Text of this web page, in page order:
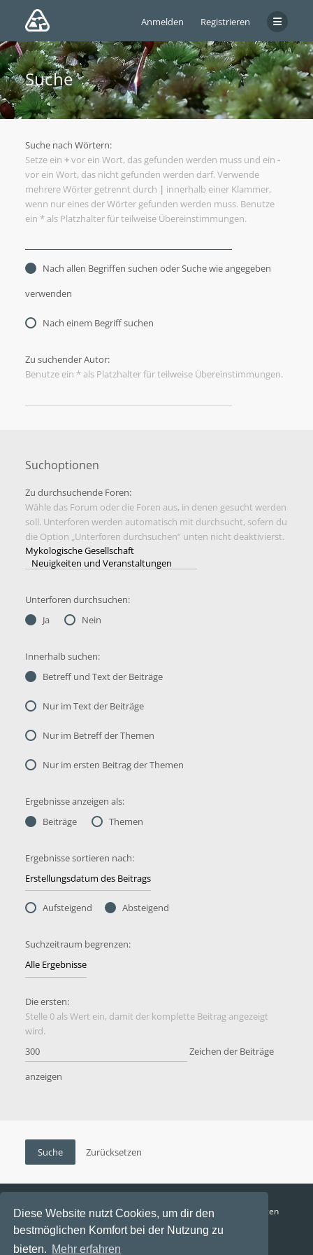
Diese Website nutzt Cookies, um dir den
bestmöglichen Komfort bei der Nutzung zu
bieten. Mehr erfahren
Anmelden Registrieren
Suche
Suche nach Wörtern:
Setze ein +vor ein Wort, das gefunden werden muss und ein -
vor ein Wort, das nicht gefunden werden darf. Verwende
mehrere Wörter getrennt durch | innerhalb einer Klammer,
wenn nur eines der Wörter gefunden werden muss. Benutze
ein * als Platzhalter für teilweise Übereinstimmungen.
Nach allen Begriffen suchen oder Suche wie angegeben
verwenden
Nach einem Begriff suchen
Zu suchender Autor:
Benutze ein * als Platzhalter für teilweise Übereinstimmungen.
Suchoptionen
Zu durchsuchende Foren:
Wähle das Forum oder die Foren aus, in denen gesucht werden
soll. Unterforen werden automatisch mit durchsucht, sofern du
die Option „Unterforen durchsuchen“ unten nicht deaktivierst.
Unterforen durchsuchen:
Ja
Nein
Innerhalb suchen:
Betreff und Text der Beiträge
Nur im Text der Beiträge
Nur im Betreff der Themen
Nur im ersten Beitrag der Themen
Ergebnisse anzeigen als:
Beiträge
Themen
Ergebnisse sortieren nach:
Aufsteigend Absteigend
Suchzeitraum begrenzen:
Die ersten:
Stelle 0 als Wert ein, damit der komplette Beitrag angezeigt
wird.
Zeichen der Beiträge
anzeigen
Funga Austria FAQ Datenschutz
Nutzungsbedingungen
Alle Zeiten sind UTC+02:00
Aktuelle Zeit: 7. August 2026, 04:43